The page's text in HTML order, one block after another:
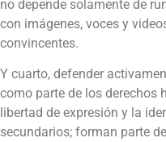
no depende solamente de
con imágenes, voces y
convincentes.
Y cuarto, defender
como parte de los derechos
libertad de expresión y la
secundarios; forman parte